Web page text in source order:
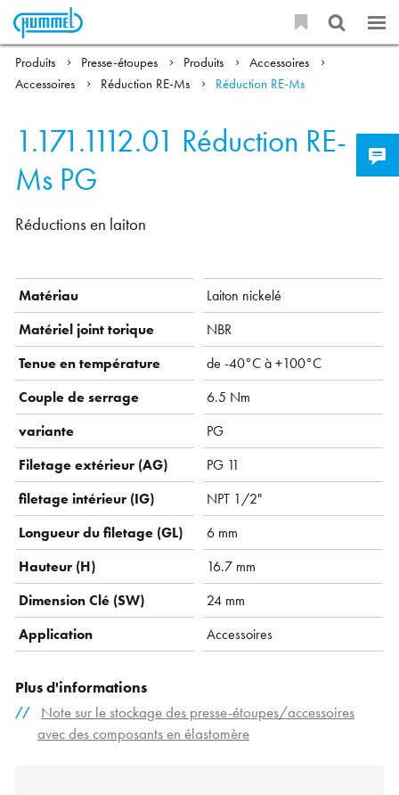
Produits Presse-étoupes Produits
Accessoires
Accessoires
Réduction RE-Ms Réduction RE-Ms
1.171.1112.01 Réduction RE-
Ms PG
Réductions en laiton
Matériau
Laiton nickelé
Matériel joint torique
NBR
Tenue en température
de -40°C à +100°C
Couple de serrage
6.5 Nm
variante
PG
Filetage extérieur (AG)
PG 11
filetage intérieur (IG)
NPT 1/2"
Longueur du filetage (GL)
6 mm
Hauteur (H)
16.7 mm
Dimension Clé (SW)
24 mm
Application
Accessoires
Plus d'informations
Note sur le stockage des presse-étoupes/accessoires
avec des composants en élastomère